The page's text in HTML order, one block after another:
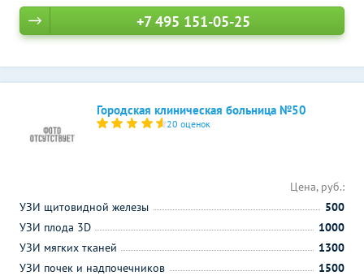
+7 495 151-05-25
Городская клиническая больница №50
20 оценок
Цена, руб.:
УЗИ щитовидной железы
500
УЗИ плода 3D
1000
УЗИ мягких тканей
1300
УЗИ почек и надпочечников
1500